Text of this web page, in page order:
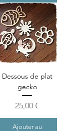
Dessous de plat
gecko
Prix
25,00 €
Ajouter au